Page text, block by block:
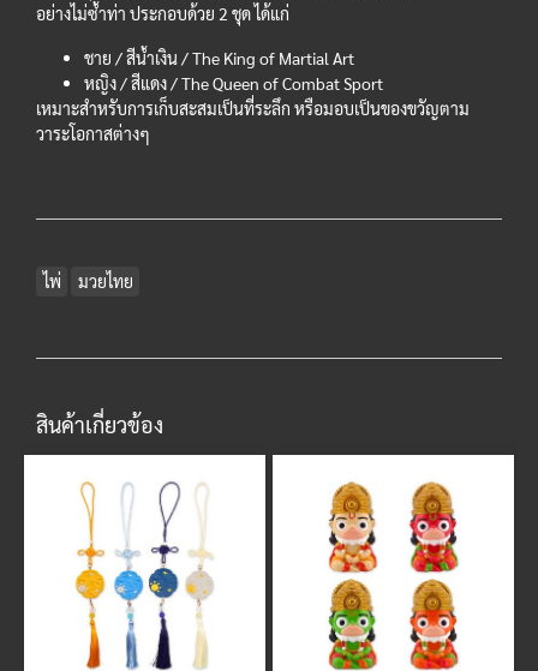
อย่างไม่ซ้ำท่า ประกอบด้วย 2 ชุด ได้แก่
ชาย / สีน้ำเงิน / The King of Martial Art
หญิง / สีแดง / The Queen of Combat Sport
เหมาะสำหรับการเก็บสะสมเป็นที่ระลึก หรือมอบเป็นของขวัญตาม
วาระโอกาสต่างๆ
ไพ่ มวยไทย
สินค้าเกี่ยวข้อง